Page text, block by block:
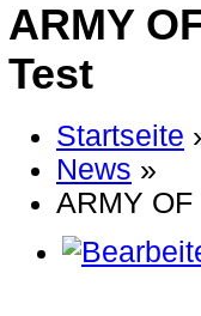
ARMY
Test
Startseite
News »
ARMY